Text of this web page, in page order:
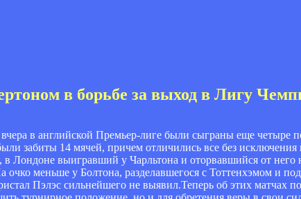
в борьбе за выход в Лигу
в английской Премьер-лиге были сыграны еще четыре
забиты 14 мячей, причем отличились все без
в Лондоне выигравший у Чарльтона и оторвавшийся от
очко меньше у Болтона, разделавшегося с Тоттенхэмом и
Пэлэс сильнейшего не выявил.Теперь об этих матчах